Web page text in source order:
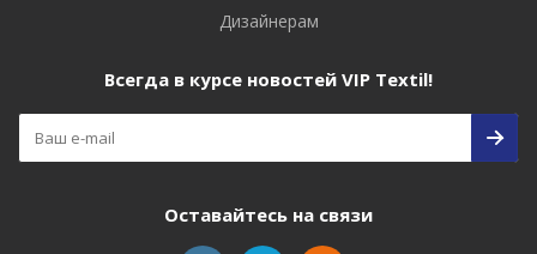
Дизайнерам
Всегда в курсе новостей VIP Textil!
Оставайтесь на связи